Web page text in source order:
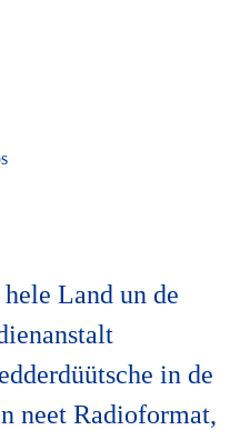
Land un de
in de
neet Radioformat,